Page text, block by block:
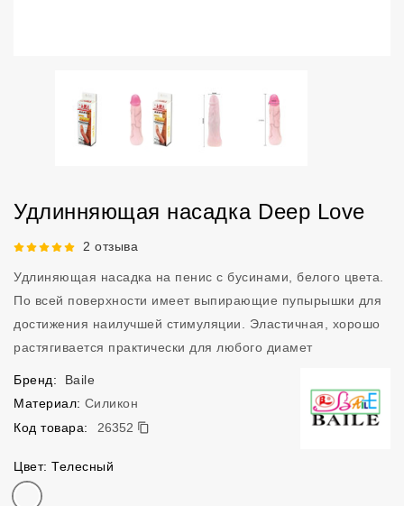
Удлинняющая насадка Deep Love
Рейтинг 5 из 5.2 отзыва
Удлиняющая насадка на пенис с бусинами, белого цвета.
По всей поверхности имеет выпирающие пупырышки для
достижения наилучшей стимуляции. Эластичная, хорошо
растягивается практически для любого диамет
Бренд:
Baile
Материал: Силикон
Код товара:
26352
26352
Цвет: Телесный
Цвет